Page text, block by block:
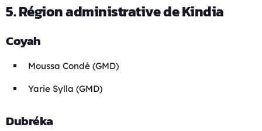
5. Région administrative de Kindia
Coyah
Moussa Condé (GMD)
Yarie Sylla (GMD)
Dubréka